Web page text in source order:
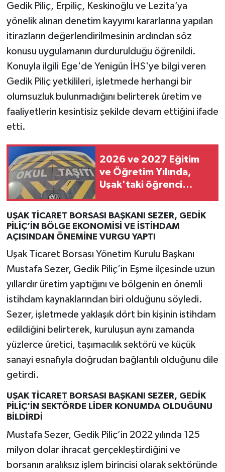
Gedik Piliç, Erpiliç, Keskinoğlu ve Lezita’ya
yönelik alınan denetim kayyımı kararlarına yapılan
itirazların değerlendirilmesinin ardından söz
konusu uygulamanın durdurulduğu öğrenildi.
Konuyla ilgili Ege'de Yenigün İHS'ye bilgi veren
Gedik Piliç yetkilileri, işletmede herhangi bir
olumsuzluk bulunmadığını belirterek üretim ve
faaliyetlerin kesintisiz şekilde devam ettiğini ifade
etti.
2026 ve 2027 Eğitim
ve Öğretim Yılında,
Uşak'taki öğrenci
olacak?
UŞAK TİCARET BORSASI BAŞKANI SEZER, GEDİK
PİLİÇ’İN BÖLGE EKONOMİSİ VE İSTİHDAM
AÇISINDAN ÖNEMİNE VURGU YAPTI
Uşak Ticaret Borsası Yönetim Kurulu Başkanı
Mustafa Sezer, Gedik Piliç’in Eşme ilçesinde uzun
yıllardır üretim yaptığını ve bölgenin en önemli
istihdam kaynaklarından biri olduğunu söyledi.
Sezer, işletmede yaklaşık dört bin kişinin istihdam
edildiğini belirterek, kuruluşun aynı zamanda
yüzlerce üretici, taşımacılık sektörü ve küçük
sanayi esnafıyla doğrudan bağlantılı olduğunu dile
getirdi.
UŞAK TİCARET BORSASI BAŞKANI SEZER, GEDİK
PİLİÇ'İN SEKTÖRDE LİDER KONUMDA OLDUĞUNU
BİLDİRDİ
Mustafa Sezer, Gedik Piliç’in 2022 yılında 125
milyon dolar ihracat gerçekleştirdiğini ve
borsanın aralıksız işlem birincisi olarak sektöründe